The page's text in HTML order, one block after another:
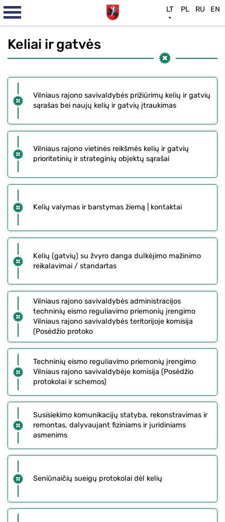
Keliai ir gatvės
Vilniaus rajono savivaldybės prižiūrimų kelių ir gatvių
sąrašas bei naujų kelių ir gatvių įtraukimas
Vilniaus rajono vietinės reikšmės kelių ir gatvių
prioritetinių ir strateginių objektų sąrašai
Kelių valymas ir barstymas žiemą | kontaktai
Kelių (gatvių) su žvyro danga dulkėjimo mažinimo
reikalavimai / standartas
Vilniaus rajono savivaldybės administracijos
techninių eismo reguliavimo priemonių įrengimo
Vilniaus rajono savivaldybės teritorijoje komisija
(Posėdžio protoko
Techninių eismo reguliavimo priemonių įrengimo
Vilniaus rajono savivaldybėje komisija (Posėdžio
protokolai ir schemos)
Susisiekimo komunikacijų statyba, rekonstravimas ir
remontas, dalyvaujant fiziniams ir juridiniams
asmenims
Seniūnaičių sueigų protokolai dėl kelių
LT PL RU EN